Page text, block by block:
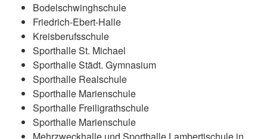
Bodelschwinghschule
Friedrich-Ebert-Halle
Kreisberufsschule
Sporthalle St. Michael
Sporthalle Städt. Gymnasium
Sporthalle Realschule
Sporthalle Marienschule
Sporthalle Freiligrathschule
Sporthalle Marienschule